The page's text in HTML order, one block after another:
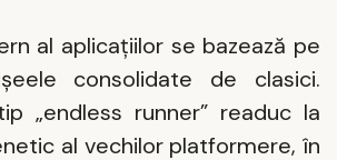
al aplicațiilor se bazează pe
consolidate de clasici.
„endless runner” readuc la
al vechilor platformere, în